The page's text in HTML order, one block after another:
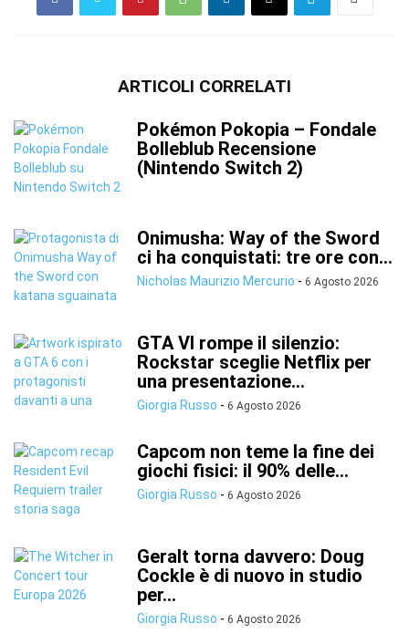
ARTICOLI CORRELATI
Pokémon Pokopia – Fondale
Bolleblub Recensione
(Nintendo Switch 2)
Onimusha: Way of the Sword
ci ha conquistati: tre ore con...
Nicholas Maurizio Mercurio - 6 Agosto 2026
GTA VI rompe il silenzio:
Rockstar sceglie Netflix per
una presentazione...
Giorgia Russo - 6 Agosto 2026
Capcom non teme la fine dei
giochi fisici: il 90% delle...
Giorgia Russo - 6 Agosto 2026
Geralt torna davvero: Doug
Cockle è di nuovo in studio
per...
Giorgia Russo - 6 Agosto 2026